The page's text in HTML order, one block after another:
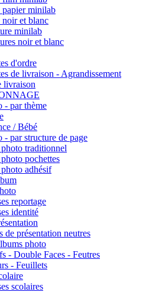
minilab
et blanc
minilab
noir et blanc
d'ordre
de livraison - Agrandissement
livraison
- par thème
/ Bébé
- par structure de page
traditionnel
pochettes
adhésif
reportage
identité
de présentation neutres
photo
- Double Faces - Feutres
- Feuillets
scolaires